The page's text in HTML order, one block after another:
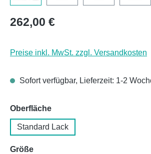
Regulärer Preis:
262,00 €
Preise inkl. MwSt. zzgl. Versandkosten
Sofort verfügbar, Lieferzeit: 1-2
Oberflächeauswählen
Standard Lack
Größeauswählen